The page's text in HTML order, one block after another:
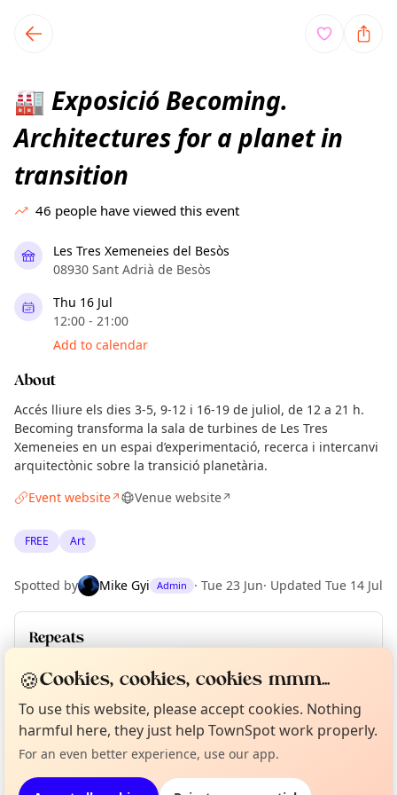
local events content
🏭 Exposició Becoming.
Architectures for a planet in
transition
46 people have viewed this event
Les Tres Xemeneies del Besòs
08930 Sant Adrià de Besòs
Thu 16 Jul
12:00 - 21:00
Add to calendar
About
Accés lliure els dies 3-5, 9-12 i 16-19 de juliol, de 12 a 21 h.
Becoming transforma la sala de turbines de Les Tres
Xemeneies en un espai d’experimentació, recerca i intercanvi
arquitectònic sobre la transició planetària.
Event website↗ Venue website↗
FREE Art
Spotted by Mike Gyi Admin · Tue 23 Jun· Updated Tue 14 Jul
Repeats
Upcoming dates
Fri 17 Jul Sat 18 Jul·
Location
EXPLORE BARCELONA
Not from around here, huh?
Tell us your town →
Curious?
About TownSpot
🍪Cookies, cookies, cookies mmm...
To use this website, please accept cookies. Nothing
harmful here, they just help TownSpot work properly.
For an even better experience, use our app.